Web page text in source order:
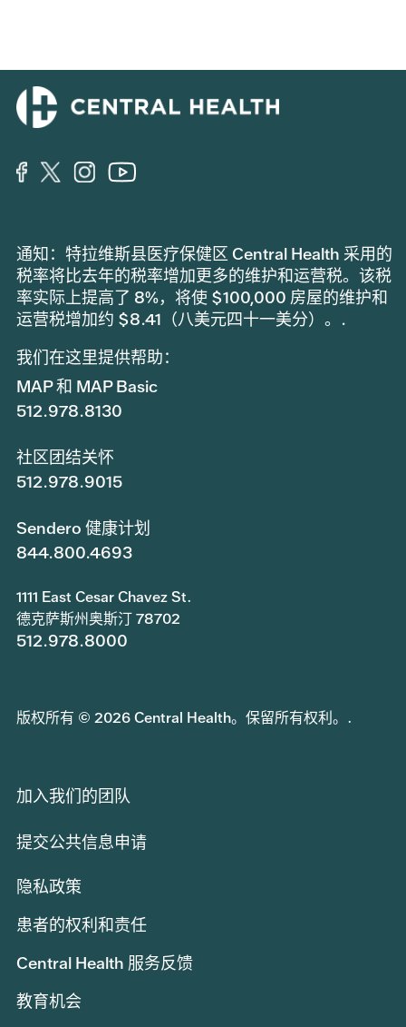
通知：特拉维斯县医疗保健区 Central Health 采用的
税率将比去年的税率增加更多的维护和运营税。该税
率实际上提高了 8%，将使 $100,000 房屋的维护和
运营税增加约 $8.41（八美元四十一美分）。.
我们在这里提供帮助：
MAP 和 MAP Basic
512.978.8130
社区团结关怀
512.978.9015
Sendero 健康计划
844.800.4693
1111 East Cesar Chavez St.
德克萨斯州奥斯汀 78702
512.978.8000
版权所有 © 2026 Central Health。保留所有权利。.
加入我们的团队
提交公共信息申请
隐私政策
患者的权利和责任
Central Health 服务反馈
教育机会